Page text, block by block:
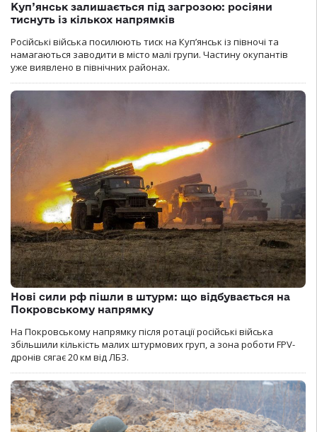
Куп’янськ залишається під загрозою: росіяни
тиснуть із кількох напрямків
Російські війська посилюють тиск на Куп’янськ із півночі та
намагаються заводити в місто малі групи. Частину окупантів
уже виявлено в північних районах.
Нові сили рф пішли в штурм: що відбувається на
Покровському напрямку
На Покровському напрямку після ротації російські війська
збільшили кількість малих штурмових груп, а зона роботи FPV-
дронів сягає 20 км від ЛБЗ.